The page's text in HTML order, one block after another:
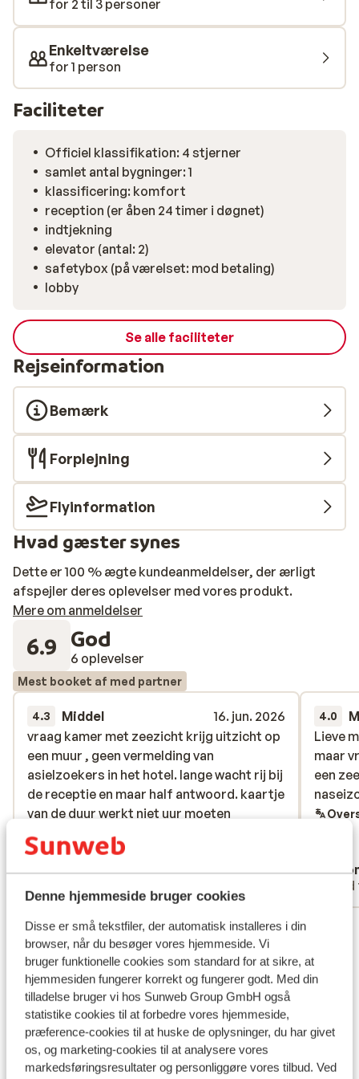
Denne hjemmeside bruger cookies
Disse er små tekstfiler, der automatisk installeres i din
browser, når du besøger vores hjemmeside. Vi
bruger funktionelle cookies som standard for at sikre, at
hjemmesiden fungerer korrekt og fungerer godt. Med din
tilladelse bruger vi hos Sunweb Group GmbH også
statistike cookies til at forbedre vores hjemmeside,
præference-cookies til at huske de oplysninger, du har givet
os, og marketing-cookies til at analysere vores
markedsføringsresultater og personliggøre vores tilbud. Ved
centralt og tæt ved stranden, når ferien går til Calella.
for 2 til 3 personer
Enkeltværelse
for 1 person
Faciliteter
Officiel klassifikation: 4 stjerner
samlet antal bygninger: 1
klassificering: komfort
reception (er åben 24 timer i døgnet)
indtjekning
elevator (antal: 2)
safetybox (på værelset: mod betaling)
lobby
Se alle faciliteter
Rejseinformation
Bemærk
Forplejning
Flyinformation
Hvad gæster synes
Dette er 100 % ægte kundeanmeldelser, der ærligt
afspejler deres oplevelser med vores produkt.
Mere om anmeldelser
6.9 God
6 oplevelser
Mest booket af med partner
4.3 Middel
16. jun. 2026
vraag kamer met zeezicht krijg uitzicht op
een muur , geen vermelding van
asielzoekers in het hotel. lange wacht rij bij
de receptie en maar half antwoord. kaartje
van de duur werkt niet uur moeten
wachten.
vraag kamer met zeezicht krijg uitzicht op
een muur , geen vermelding van
asielzoekers in het hotel. lange wacht rij bij
de receptie en maar half antwoord. kaartje
van de duur werkt niet uur moeten
wachten.
Oversæt til dansk (DA)
Anonym
4.0
Lieve
maar
een
Lieve
maar
een
Se alle 6 anmeldelser
Lokation
Se på kort